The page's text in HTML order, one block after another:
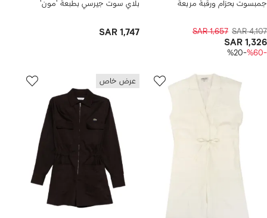
جمبسوت بحزام ورقبة مربعة
SAR 4,107
SAR 1,657
SAR 1,326
-%60
-%20
بلاي سوت جيرسي بطبعة 'مون'
SAR 1,747
عرض خاص